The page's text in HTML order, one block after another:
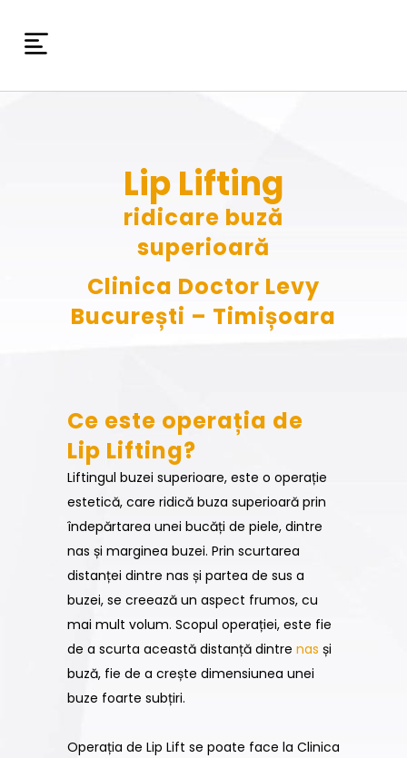
Lip Lifting
ridicare buză
superioară
Clinica Doctor Levy
București – Timișoara
Ce este operația de
Lip Lifting?
Liftingul buzei superioare, este o operație
estetică, care ridică buza superioară prin
îndepărtarea unei bucăți de piele, dintre
nas și marginea buzei. Prin scurtarea
distanței dintre nas și partea de sus a
buzei, se creează un aspect frumos, cu
mai mult volum. Scopul operației, este fie
de a scurta această distanță dintre nas și
buză, fie de a crește dimensiunea unei
buze foarte subțiri.
Operația de Lip Lift se poate face la Clinica